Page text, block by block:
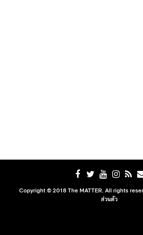
Copyright © 2018 The MATTER. All rights
ส่วนตัว